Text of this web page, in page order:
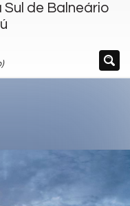
de Balneário